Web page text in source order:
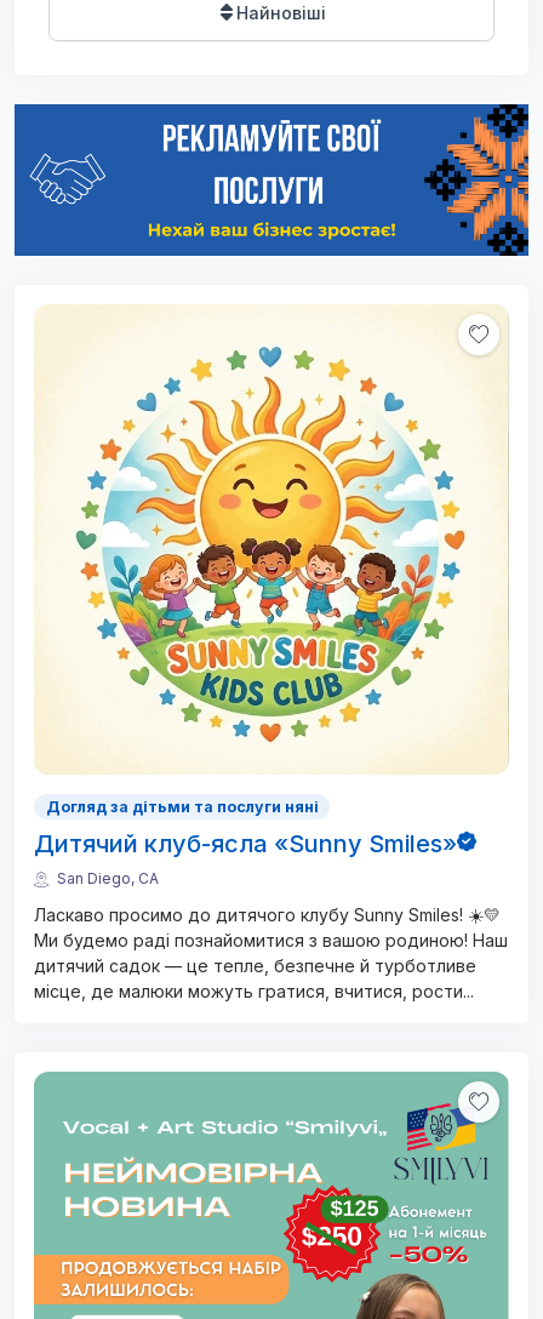
Найновіші
Догляд за дітьми та послуги няні
Дитячий клуб-ясла «Sunny Smiles»
San Diego, CA
Ласкаво просимо до дитячого клубу Sunny Smiles! ☀️💛
Ми будемо раді познайомитися з вашою родиною! Наш
дитячий садок — це тепле, безпечне й турботливе
місце, де малюки можуть гратися, вчитися, рости...